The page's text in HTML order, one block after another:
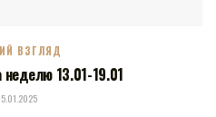
ВЗГЛЯД
неделю 13.01-19.01